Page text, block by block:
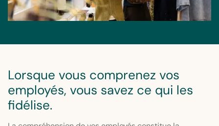
Lorsque vous comprenez vos
employés, vous savez ce qui les
fidélise.